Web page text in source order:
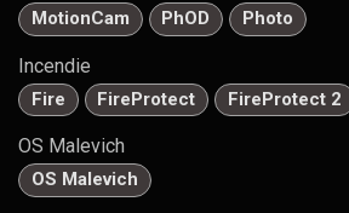
MotionCam PhOD Photo
Incendie
Fire FireProtect FireProtect 2
OS Malevich
OS Malevich